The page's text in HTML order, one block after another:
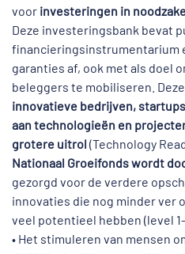
voor investeringen in
Deze investeringsbank bevat
financieringsinstrumentarium
garanties af, ook met als doel
beleggers te mobiliseren.
innovatieve bedrijven,
aan technologieën en
grotere uitrol (Technology
Nationaal Groeifonds wordt
gezorgd voor de verdere
innovaties die nog minder ver
veel potentieel hebben (level 1-
• Het stimuleren van mensen